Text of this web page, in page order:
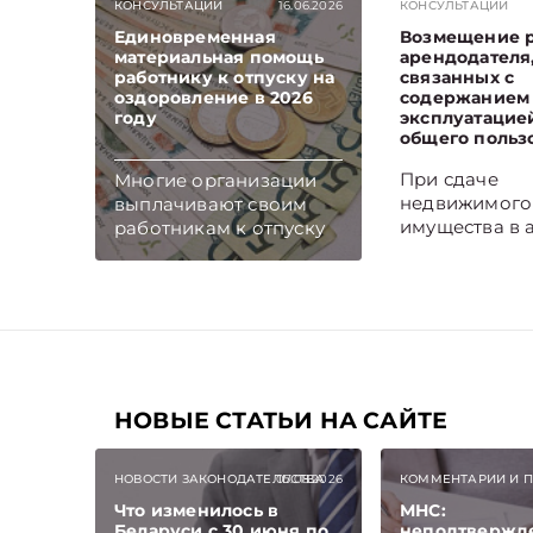
КОНСУЛЬТАЦИИ 16.06.2026
Единовременная
материальная помощь
работнику к отпуску на
оздоровление в 2026
году
Многие организации
выплачивают своим
работникам к отпуску
единовременную
хозяйственных
начислению и выплате
работникам такой
матпомощи.
КОНСУЛЬТАЦИИ
Возмещение
связанных с
содержанием
общего
При сдаче
недвижимого
имущества в
имущества, а
содержание,
услуги.
НОВЫЕ СТАТЬИ НА САЙТЕ
НОВОСТИ ЗАКОНОДАТЕЛЬСТВА
07.08.2026
Что изменилось в
КОММЕНТАРИИ И
МНС: